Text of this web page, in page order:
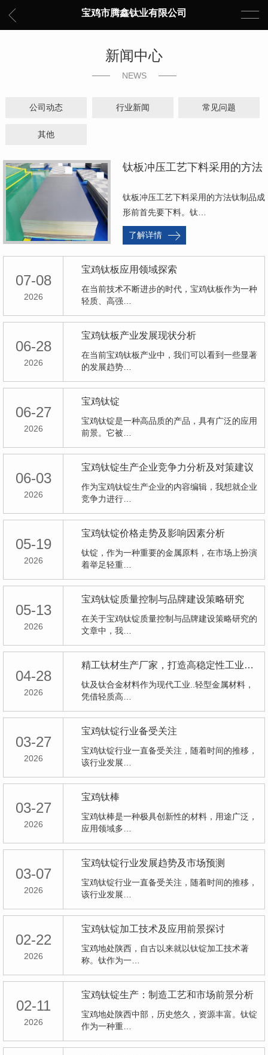
宝鸡市腾鑫钛业有限公司
新闻中心
NEWS
公司动态 行业新闻 常见问题
其他
钛板冲压工艺下料采用的方法
钛板冲压工艺下料采用的方法钛制品成
形前首先要下料。钛…
了解详情
07-08
2026
宝鸡钛板应用领域探索
在当前技术不断进步的时代，宝鸡钛板作为一种
轻质、高强…
06-28
2026
宝鸡钛板产业发展现状分析
在当前宝鸡钛板产业中，我们可以看到一些显著
的发展趋势…
06-27
2026
宝鸡钛锭
宝鸡钛锭是一种高品质的产品，具有广泛的应用
前景。它被…
06-03
2026
宝鸡钛锭生产企业竞争力分析及对策建议
作为宝鸡钛锭生产企业的内容编辑，我想就企业
竞争力进行…
05-19
2026
宝鸡钛锭价格走势及影响因素分析
钛锭，作为一种重要的金属原料，在市场上扮演
着举足轻重…
05-13
2026
宝鸡钛锭质量控制与品牌建设策略研究
在关于宝鸡钛锭质量控制与品牌建设策略研究的
文章中，我…
04-28
2026
精工钛材生产厂家，打造高稳定性工业钛产品
钛及钛合金材料作为现代工业..轻型金属材料，
凭借轻质高…
03-27
2026
宝鸡钛锭行业备受关注
宝鸡钛锭行业一直备受关注，随着时间的推移，
该行业发展…
03-27
2026
宝鸡钛棒
宝鸡钛棒是一种极具创新性的材料，用途广泛，
应用领域多…
03-07
2026
宝鸡钛锭行业发展趋势及市场预测
宝鸡钛锭行业一直备受关注，随着时间的推移，
该行业发展…
02-22
2026
宝鸡钛锭加工技术及应用前景探讨
宝鸡地处陕西，自古以来就以钛锭加工技术著
称。钛作为一…
02-11
2026
宝鸡钛锭生产：制造工艺和市场前景分析
宝鸡地处陕西中部，历史悠久，资源丰富。钛锭
作为一种重…